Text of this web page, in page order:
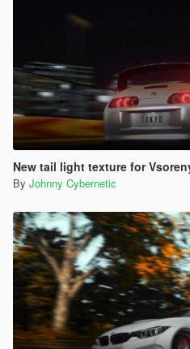
New tail light texture for
By Johnny Cybernetic